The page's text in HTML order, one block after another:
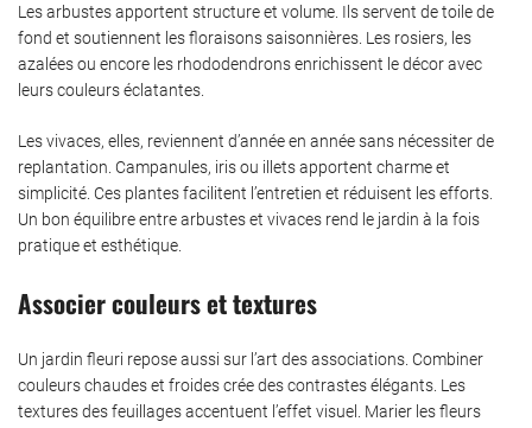
Les arbustes apportent structure et volume. Ils servent de toile de
fond et soutiennent les floraisons saisonnières. Les rosiers, les
azalées ou encore les rhododendrons enrichissent le décor avec
leurs couleurs éclatantes.
Les vivaces, elles, reviennent d’année en année sans nécessiter de
replantation. Campanules, iris ou illets apportent charme et
simplicité. Ces plantes facilitent l’entretien et réduisent les efforts.
Un bon équilibre entre arbustes et vivaces rend le jardin à la fois
pratique et esthétique.
Associer couleurs et textures
Un jardin fleuri repose aussi sur l’art des associations. Combiner
couleurs chaudes et froides crée des contrastes élégants. Les
textures des feuillages accentuent l’effet visuel. Marier les fleurs